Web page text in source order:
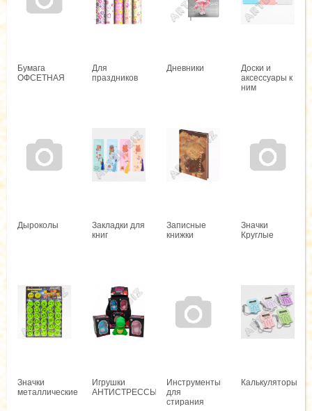
Бумага
ОФСЕТНАЯ
Для
праздников
Дневники
Доски и
аксессуары к
ним
Дыроколы
Закладки для
книг
Записные
книжки
Значки
Круглые
Значки
металлические
Игрушки
АНТИСТРЕССЫ
Инструменты
для
стирания
Калькуляторы